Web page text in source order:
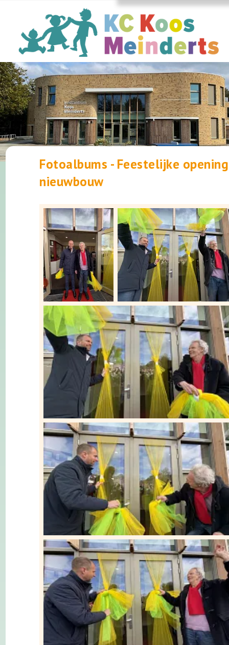
Fotoalbums - Feestelijke opening
nieuwbouw